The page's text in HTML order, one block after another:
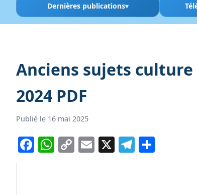
Dernières publications
Anciens sujets
2024 PDF
Publié le 16 mai 2025
Facebook
WhatsApp
Copy
Link
Email
X Telegram